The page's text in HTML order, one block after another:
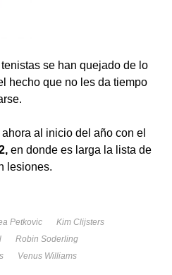
se han quejado de lo
hecho que no les da tiempo
al inicio del año con el
en donde es larga la lista de
lesiones.
Petkovic
Kim Clijsters
Robin Soderling
Venus Williams